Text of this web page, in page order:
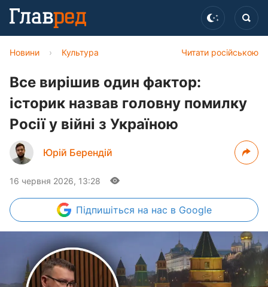
Читати російською
Новини › Культура
Все вирішив один фактор:
історик назвав головну помилку
Росії у війні з Україною
Юрій Берендій
16 червня 2026, 13:28
Підпишіться на нас в Google